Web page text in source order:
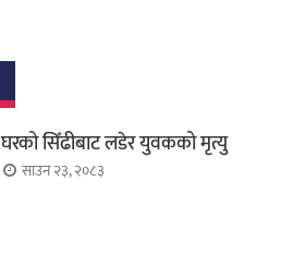
घरको सिँढीबाट लडेर युवकको मृत्यु
साउन २३, २०८३